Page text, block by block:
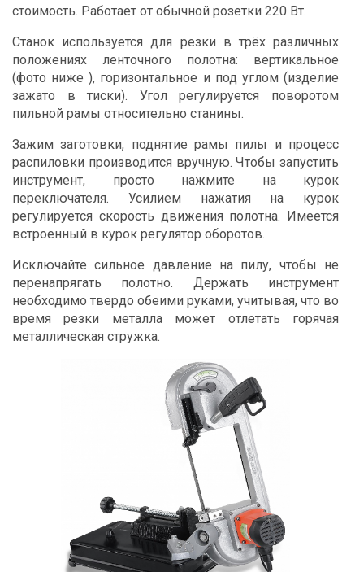
стоимость. Работает от обычной розетки 220 Вт.
Станок используется для резки в трёх различных
положениях ленточного полотна: вертикальное
(фото ниже ), горизонтальное и под углом (изделие
зажато в тиски). Угол регулируется поворотом
пильной рамы относительно станины.
Зажим заготовки, поднятие рамы пилы и процесс
распиловки производится вручную. Чтобы запустить
инструмент, просто нажмите на курок
переключателя. Усилием нажатия на курок
регулируется скорость движения полотна. Имеется
встроенный в курок регулятор оборотов.
Исключайте сильное давление на пилу, чтобы не
перенапрягать полотно. Держать инструмент
необходимо твердо обеими руками, учитывая, что во
время резки металла может отлетать горячая
металлическая стружка.